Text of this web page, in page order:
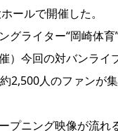
ールで開催した。
グライター“岡崎体
）今回の対バンラ
2,500人のファンが
プニング映像が流